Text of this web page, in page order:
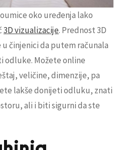
oko uređenja lako
3D vizualizacije. Prednost 3D
činjenici da putem računala
odluke. Možete online
veličine, dimenzije, pa
lakše donijeti odluku, znati
ali i biti sigurni da ste